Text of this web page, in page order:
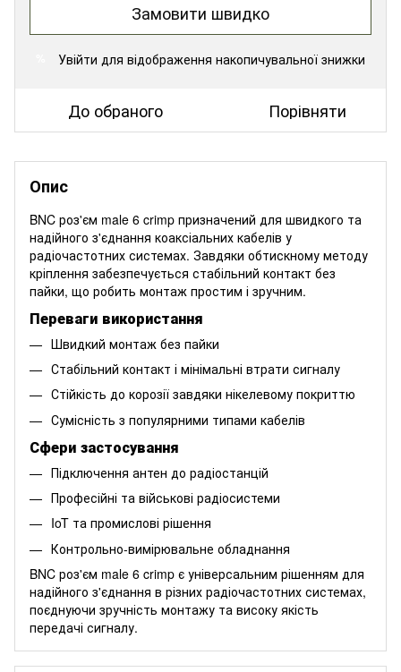
Замовити швидко
Увійти для відображення накопичувальної знижки
До обраного Порівняти
Опис
BNC роз'єм male 6 crimp призначений для швидкого та
надійного з'єднання коаксіальних кабелів у
радіочастотних системах. Завдяки обтискному методу
кріплення забезпечується стабільний контакт без
пайки, що робить монтаж простим і зручним.
Переваги використання
Швидкий монтаж без пайки
Стабільний контакт і мінімальні втрати сигналу
Стійкість до корозії завдяки нікелевому покриттю
Сумісність з популярними типами кабелів
Сфери застосування
Підключення антен до радіостанцій
Професійні та військові радіосистеми
IoT та промислові рішення
Контрольно-вимірювальне обладнання
BNC роз'єм male 6 crimp є універсальним рішенням для
надійного з'єднання в різних радіочастотних системах,
поєднуючи зручність монтажу та високу якість
передачі сигналу.